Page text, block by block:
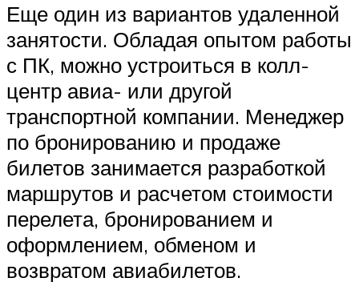
Еще один из вариантов удаленной
занятости. Обладая опытом работы
с ПК, можно устроиться в колл-
центр авиа- или другой
транспортной компании. Менеджер
по бронированию и продаже
билетов занимается разработкой
маршрутов и расчетом стоимости
перелета, бронированием и
оформлением, обменом и
возвратом авиабилетов.